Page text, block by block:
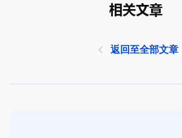
相关文章
返回至全部文章